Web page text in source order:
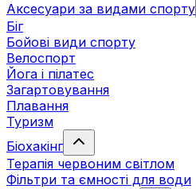
Аксесуари за видами спорту
Біг
Бойові види спорту
Велоспорт
Йога і пілатес
Загартовування
Плавання
Туризм
Біохакінг
Терапія червоним світлом
Фільтри та ємності для води